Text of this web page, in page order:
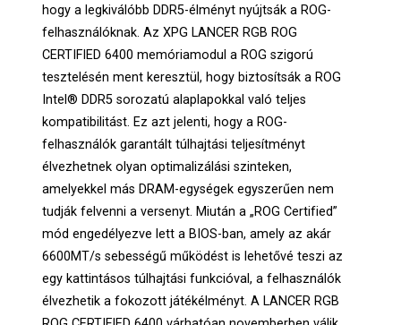
hogy a legkiválóbb DDR5-élményt nyújtsák a ROG-
felhasználóknak. Az XPG LANCER RGB ROG
CERTIFIED 6400 memóriamodul a ROG szigorú
tesztelésén ment keresztül, hogy biztosítsák a ROG
Intel® DDR5 sorozatú alaplapokkal való teljes
kompatibilitást. Ez azt jelenti, hogy a ROG-
felhasználók garantált túlhajtási teljesítményt
élvezhetnek olyan optimalizálási szinteken,
amelyekkel más DRAM-egységek egyszerűen nem
tudják felvenni a versenyt. Miután a „ROG Certified”
mód engedélyezve lett a BIOS-ban, amely az akár
6600MT/s sebességű működést is lehetővé teszi az
egy kattintásos túlhajtási funkcióval, a felhasználók
élvezhetik a fokozott játékélményt. A LANCER RGB